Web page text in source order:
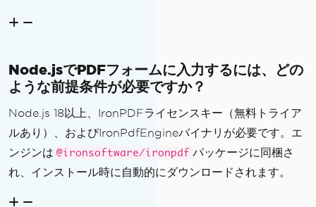
Node.jsでPDFフォームに入力するには、どの
ような前提条件が必要ですか？
Node.js 18以上、IronPDFライセンスキー（無料トライア
ルあり）、およびIronPdfEngineバイナリが必要です。エ
ンジンは @ironsoftware/ironpdf パッケージに同梱さ
れ、インストール時に自動的にダウンロードされます。